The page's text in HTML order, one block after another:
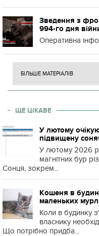
Зведення з
994-го дня
Оперативна
БІЛЬШЕ МАТЕРІАЛІВ
ЩЕ ЦІКАВЕ
У лютому
підвищену
У лютому 2026
магнітних бур
Сонця, зокрем...
Кошеня в
маленьких
Коли в будинку
власнику
Що потрібно придба...